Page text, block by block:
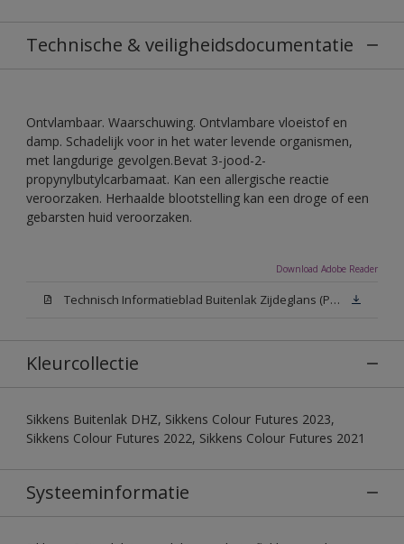
Technische & veiligheidsdocumentatie
Ontvlambaar. Waarschuwing. Ontvlambare vloeistof en
damp. Schadelijk voor in het water levende organismen,
met langdurige gevolgen.Bevat 3-jood-2-
propynylbutylcarbamaat. Kan een allergische reactie
veroorzaken. Herhaalde blootstelling kan een droge of een
gebarsten huid veroorzaken.
Download Adobe Reader
Technisch Informatieblad Buitenlak Zijdeglans (PDF)
Kleurcollectie
Sikkens Buitenlak DHZ, Sikkens Colour Futures 2023,
Sikkens Colour Futures 2022, Sikkens Colour Futures 2021
Systeeminformatie